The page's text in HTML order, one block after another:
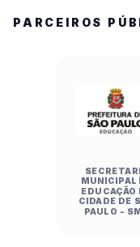
PARCEIROS
MUNICIPAL
EDUCAÇÃO
CIDADE DE
PAULO -